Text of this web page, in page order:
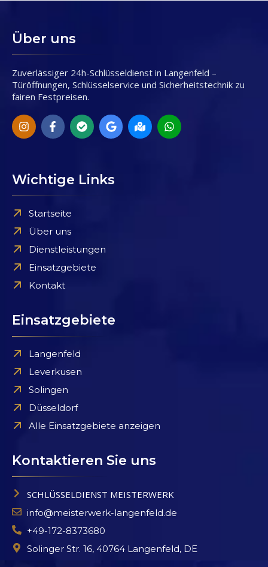
Über uns
Zuverlässiger 24h-Schlüsseldienst in Langenfeld –
Türöffnungen, Schlüsselservice und Sicherheitstechnik zu
fairen Festpreisen.
Wichtige Links
Startseite
Über uns
Dienstleistungen
Einsatzgebiete
Kontakt
Einsatzgebiete
Langenfeld
Leverkusen
Solingen
Düsseldorf
Alle Einsatzgebiete anzeigen
Kontaktieren Sie uns
SCHLÜSSELDIENST MEISTERWERK
info@meisterwerk-langenfeld.de
+49-172-8373680
Solinger Str. 16, 40764 Langenfeld, DE